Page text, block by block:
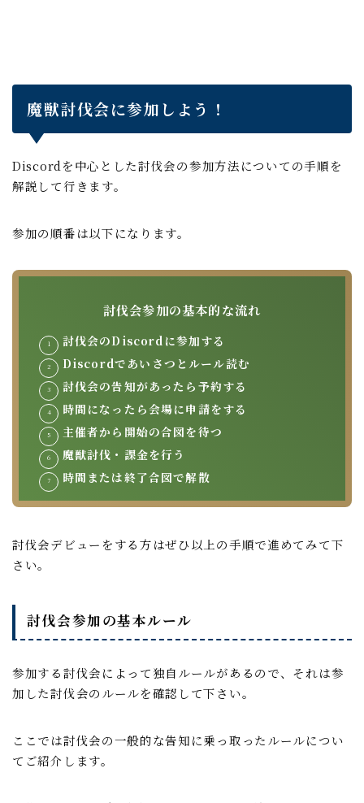
魔獣討伐会に参加しよう！
Discordを中心とした討伐会の参加方法についての手順を
解説して行きます。
参加の順番は以下になります。
討伐会参加の基本的な流れ
討伐会のDiscordに参加する
Discordであいさつとルール読む
討伐会の告知があったら予約する
時間になったら会場に申請をする
主催者から開始の合図を待つ
魔獣討伐・課金を行う
時間または終了合図で解散
討伐会デビューをする方はぜひ以上の手順で進めてみて下
さい。
討伐会参加の基本ルール
参加する討伐会によって独自ルールがあるので、それは参
加した討伐会のルールを確認して下さい。
ここでは討伐会の一般的な告知に乗っ取ったルールについ
てご紹介します。